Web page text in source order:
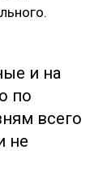
и на
по
всего
не